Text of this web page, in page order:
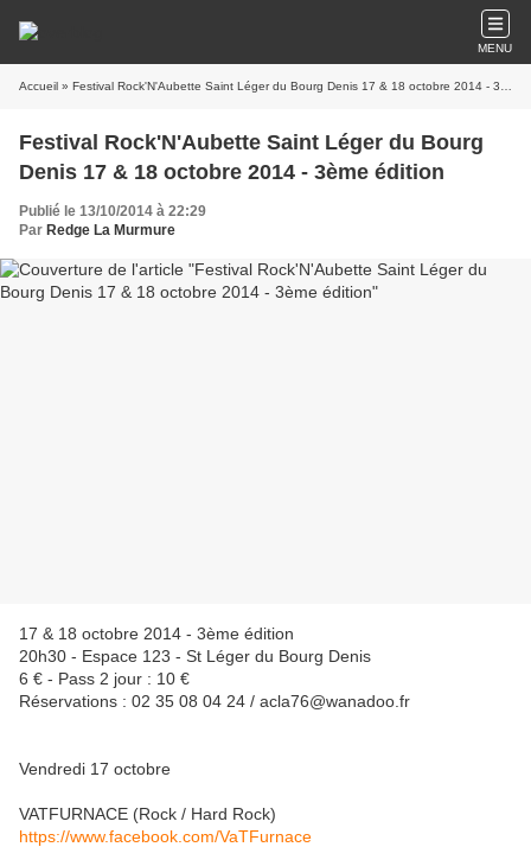
MENU
Accueil » Festival Rock'N'Aubette Saint Léger du Bourg Denis 17 & 18 octobre 2014 - 3ème édition
Festival Rock'N'Aubette Saint Léger du Bourg
Denis 17 & 18 octobre 2014 - 3ème édition
Publié le 13/10/2014 à 22:29
Par Redge La Murmure
17 & 18 octobre 2014 - 3ème édition
20h30 - Espace 123 - St Léger du Bourg Denis
6 € - Pass 2 jour : 10 €
Réservations : 02 35 08 04 24 / acla76@wanadoo.fr
Vendredi 17 octobre
VATFURNACE (Rock / Hard Rock)
https://www.facebook.com/VaTFurnace